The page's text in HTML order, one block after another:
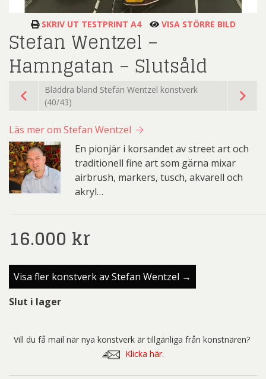
SKRIV UT TESTPRINT A4 VISA STÖRRE BILD
Stefan Wentzel –
Hamngatan – Slutsåld
Bläddra bland Stefan Wentzel konstverk
(40/43)
Läs mer om Stefan Wentzel
En pionjär i korsandet av street art och
traditionell fine art som gärna mixar
airbrush, markers, tusch, akvarell och
akryl…
16.000 kr
Visa fler konstverk av Stefan Wentzel →
Slut i lager
Vill du få mail när nya konstverk är tillgänliga från konstnären?
Klicka här.